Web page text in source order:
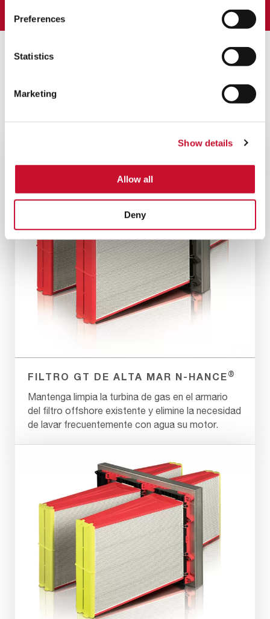
Preferences
Statistics
Marketing
Show details
Allow all
Deny
FILTRO GT DE ALTA MAR N-HANCE ®
Mantenga limpia la turbina de gas en el armario
del filtro offshore existente y elimine la necesidad
de lavar frecuentemente con agua su motor.